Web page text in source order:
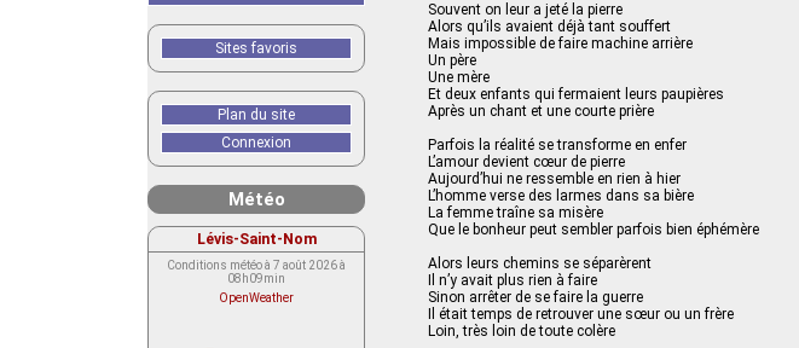
Souvent on leur a jeté la pierre
Alors qu’ils avaient déjà tant souffert
Mais impossible de faire machine arrière
Un père
Une mère
Et deux enfants qui fermaient leurs paupières
Après un chant et une courte prière
Parfois la réalité se transforme en enfer
L’amour devient cœur de pierre
Aujourd’hui ne ressemble en rien à hier
L’homme verse des larmes dans sa bière
La femme traîne sa misère
Que le bonheur peut sembler parfois bien éphémère
Alors leurs chemins se séparèrent
Il n’y avait plus rien à faire
Sinon arrêter de se faire la guerre
Il était temps de retrouver une sœur ou un frère
Loin, très loin de toute colère
Sites favoris
Plan du site
Connexion
Météo
Lévis-Saint-Nom
Conditions météo à 7 août 2026 à
08h09min
OpenWeather